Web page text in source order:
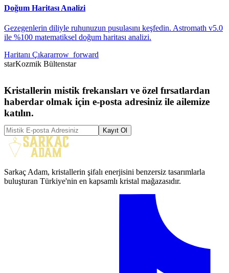
Doğum Haritası Analizi
Gezegenlerin diliyle ruhunuzun pusulasını keşfedin. Astromath v5.0
ile %100 matematiksel doğum haritası analizi.
Haritanı Çıkararrow_forward
starKozmik Bültenstar
Kristallerin mistik frekansları ve özel fırsatlardan
haberdar olmak için e-posta adresiniz ile ailemize
katılın.
Kayıt Ol
Sarkaç Adam, kristallerin şifalı enerjisini benzersiz tasarımlarla
buluşturan Türkiye'nin en kapsamlı kristal mağazasıdır.